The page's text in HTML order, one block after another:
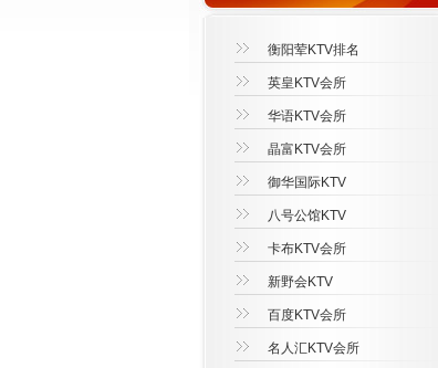
衡阳荤KTV排名
英皇KTV会所
华语KTV会所
晶富KTV会所
御华国际KTV
八号公馆KTV
卡布KTV会所
新野会KTV
百度KTV会所
名人汇KTV会所